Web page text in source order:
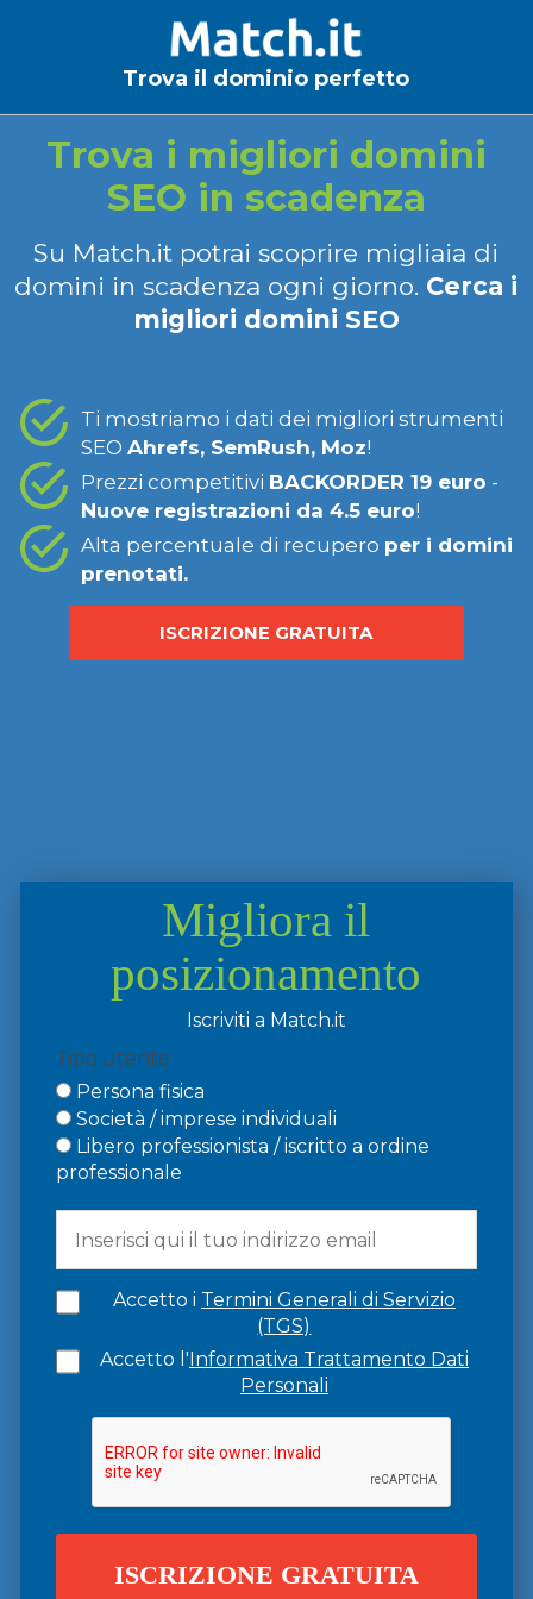
Trova il dominio perfetto
Trova i migliori domini
SEO in scadenza
Su Match.it potrai scoprire migliaia di
domini in scadenza ogni giorno. Cerca i
migliori domini SEO
Ti mostriamo i dati dei migliori strumenti
SEO Ahrefs, SemRush, Moz!
Prezzi competitivi BACKORDER 19 euro -
Nuove registrazioni da 4.5 euro!
Alta percentuale di recupero per i domini
prenotati.
ISCRIZIONE GRATUITA
Migliora il
posizionamento
Iscriviti a Match.it
Tipo utente
Persona fisica
Società / imprese individuali
Libero professionista / iscritto a ordine
professionale
Accetto i Termini Generali di Servizio
(TGS)
Accetto l'Informativa Trattamento Dati
Personali